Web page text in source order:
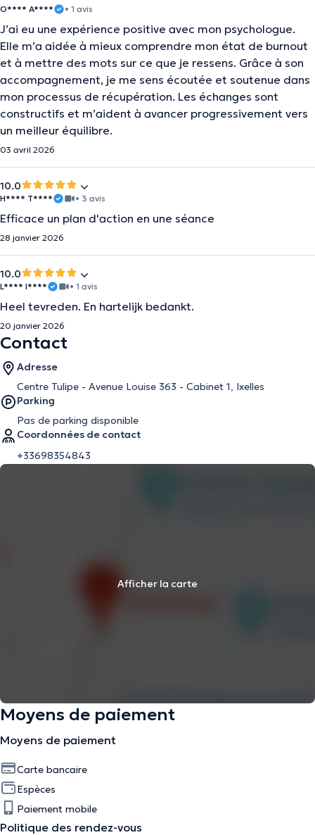
O**** A**** • 1 avis
J’ai eu une expérience positive avec mon psychologue.
Elle m’a aidée à mieux comprendre mon état de burnout
et à mettre des mots sur ce que je ressens. Grâce à son
accompagnement, je me sens écoutée et soutenue dans
mon processus de récupération. Les échanges sont
constructifs et m’aident à avancer progressivement vers
un meilleur équilibre.
03 avril 2026
10.0
H**** T**** • 3 avis
Efficace un plan d'action en une séance
28 janvier 2026
10.0
L**** I**** • 1 avis
Heel tevreden. En hartelijk bedankt.
20 janvier 2026
Contact
Adresse
Centre Tulipe - Avenue Louise 363 - Cabinet 1, Ixelles
Parking
Pas de parking disponible
Coordonnées de contact
+33698354843
Afficher la carte
Moyens de paiement
Moyens de paiement
Carte bancaire
Espèces
Paiement mobile
Politique des rendez-vous